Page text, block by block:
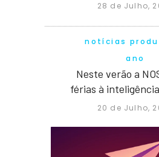
28 de Julho,
notícias
ano
Neste verão a
férias à
20 de Julho,